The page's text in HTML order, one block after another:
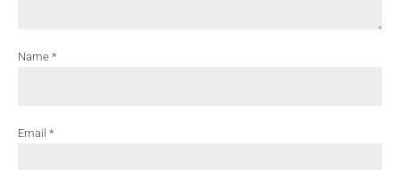
Name *
Email *